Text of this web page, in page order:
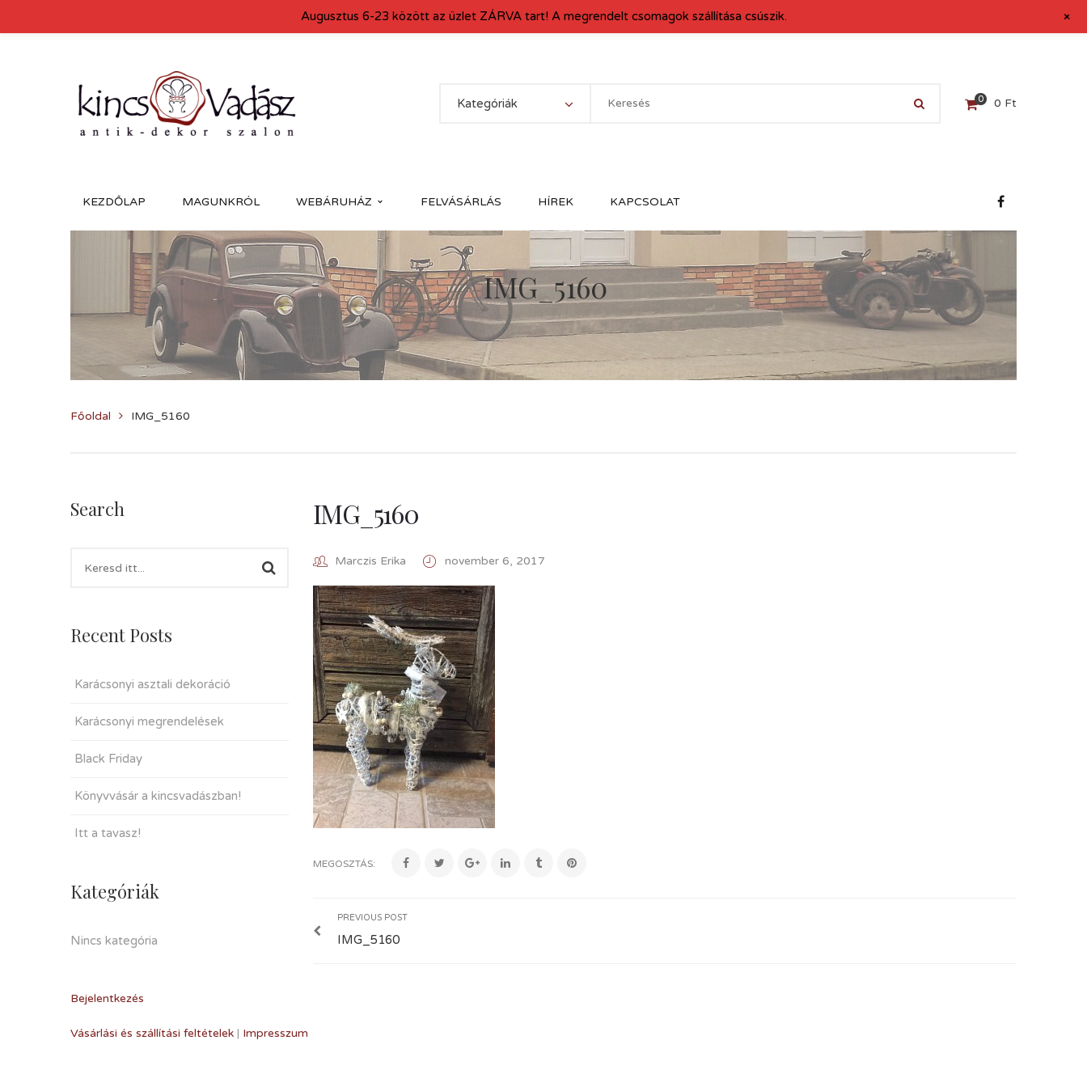
Kategóriák 0 0 Ft
KEZDŐLAP MAGUNKRÓL WEBÁRUHÁZ FELVÁSÁRLÁS HÍREK KAPCSOLAT
IMG_5160
Főoldal IMG_5160
Search
Recent Posts
Karácsonyi asztali dekoráció
Karácsonyi megrendelések
Black Friday
Könyvvásár a kincsvadászban!
Itt a tavasz!
Kategóriák
Nincs kategória
Bejelentkezés
IMG_5160
Marczis Erika november 6, 2017
MEGOSZTÁS:
PREVIOUS POST
IMG_5160
Vásárlási és szállítási feltételek | Impresszum
Augusztus 6-23 között az üzlet ZÁRVA tart! A megrendelt csomagok szállítása csúszik. +